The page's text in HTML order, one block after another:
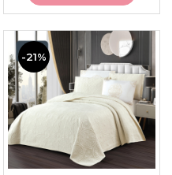
-21%